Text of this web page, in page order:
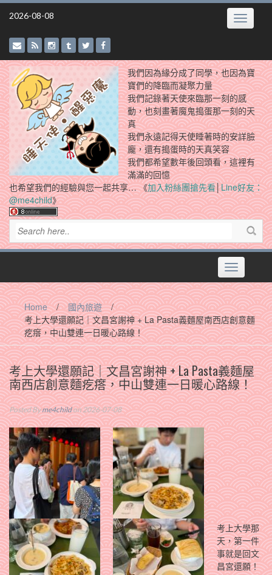
Skip
2026-08-08 Toggle
我們因為緣分成了同學，也因為寶
寶們的降臨而凝聚力量
我們記錄著天使來臨那一刻的感
動，也刻畫著魔鬼搗蛋那一刻的天
真
我們永遠記得天使睡著時的安詳臉
龐，還有搗蛋時的天真笑容
我們都希望數年後回頭看，這裡有
滿滿的回憶
也希望我們的經驗與您一起共享… 《加入粉絲團搶先看│Line好友：
@me4child》
Toggle
navigation
Home / 國內旅遊
/
考上大學還願記｜文昌宮謝神 + La Pasta義麵屋南西店創意麵
疙瘩，中山雙連一日暖心路線！
考上大學還願記｜文昌宮謝神 + La Pasta義麵屋
南西店創意麵疙瘩，中山雙連一日暖心路線！
Posted Byme4childon 2026-07-08
考上大學那
天，第一件
事就是回文
昌宮還願！